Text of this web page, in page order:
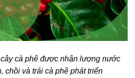
cà phê được nhận lượng nước
chồi và trái cà phê phát triển